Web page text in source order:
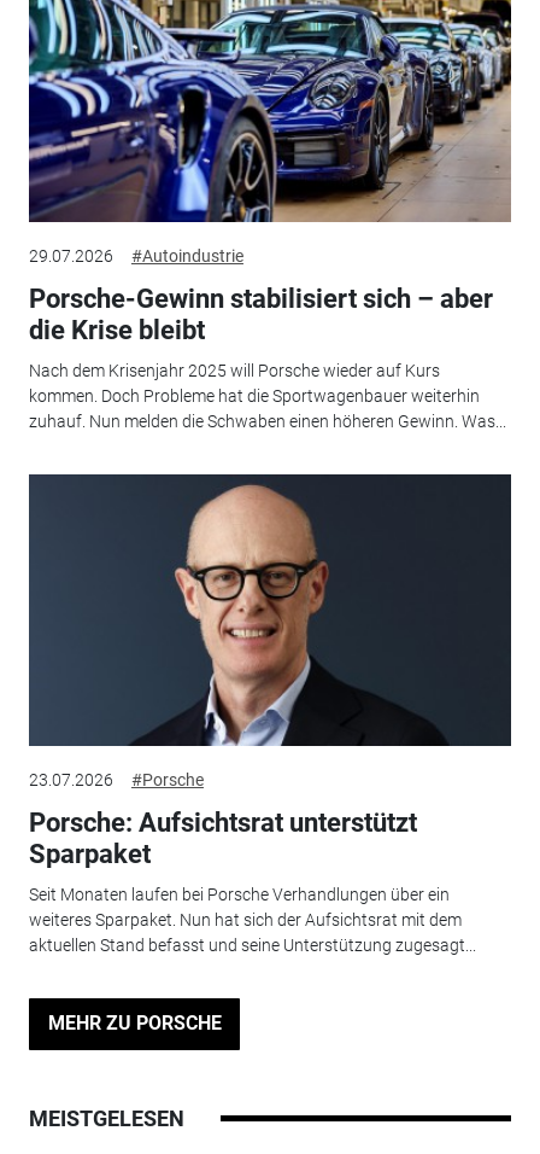
29.07.2026 #Autoindustrie
Porsche-Gewinn stabilisiert sich – aber
die Krise bleibt
Nach dem Krisenjahr 2025 will Porsche wieder auf Kurs
kommen. Doch Probleme hat die Sportwagenbauer weiterhin
zuhauf. Nun melden die Schwaben einen höheren Gewinn. Was...
23.07.2026 #Porsche
Porsche: Aufsichtsrat unterstützt
Sparpaket
Seit Monaten laufen bei Porsche Verhandlungen über ein
weiteres Sparpaket. Nun hat sich der Aufsichtsrat mit dem
aktuellen Stand befasst und seine Unterstützung zugesagt...
MEHR ZU PORSCHE
MEISTGELESEN